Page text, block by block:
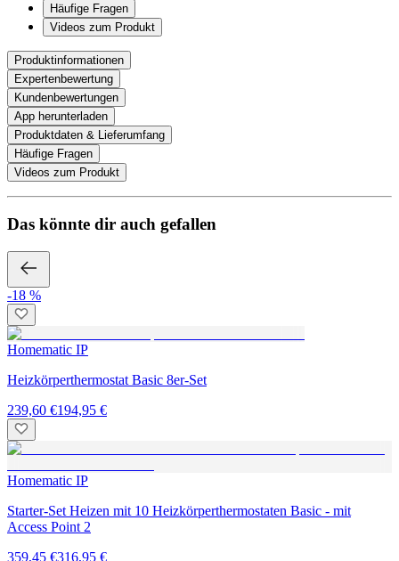
Häufige Fragen
Videos zum Produkt
Produktinformationen
Expertenbewertung
Kundenbewertungen
App herunterladen
Produktdaten & Lieferumfang
Häufige Fragen
Videos zum Produkt
Das könnte dir auch gefallen
-18 %
Homematic IP
Heizkörperthermostat Basic 8er-Set
239,60 €194,95 €
Homematic IP
Starter-Set Heizen mit 10 Heizkörperthermostaten Basic - mit
Access Point 2
359,45 €316,95 €